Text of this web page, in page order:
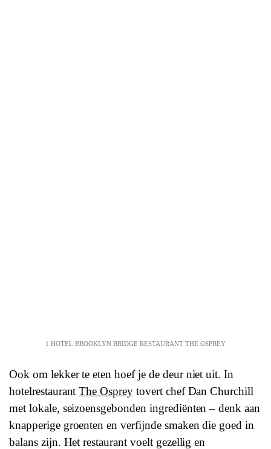
1 HOTEL BROOKLYN BRIDGE RESTAURANT THE OSPREY
Ook om lekker te eten hoef je de deur niet uit. In
hotelrestaurantThe Osprey tovert chef Dan Churchill
met lokale, seizoensgebonden ingrediënten – denk aan
knapperige groenten en verfijnde smaken die goed in
balans zijn. Het restaurant voelt gezellig en